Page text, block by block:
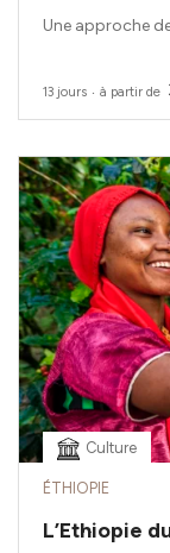
Une approche
13 jours ‧ à partir de
Culture
ÉTHIOPIE
L’Ethiopie